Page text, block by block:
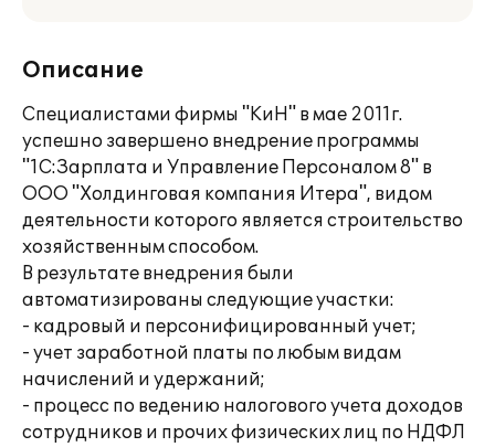
Описание
Специалистами фирмы "КиН" в мае 2011г.
успешно завершено внедрение программы
"1С:Зарплата и Управление Персоналом 8" в
ООО "Холдинговая компания Итера", видом
деятельности которого является строительство
хозяйственным способом.
В результате внедрения были
автоматизированы следующие участки:
- кадровый и персонифицированный учет;
- учет заработной платы по любым видам
начислений и удержаний;
- процесс по ведению налогового учета доходов
сотрудников и прочих физических лиц по НДФЛ